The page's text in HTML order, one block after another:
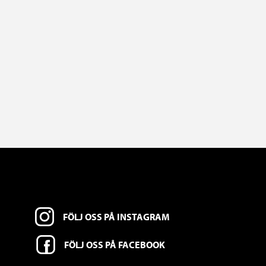
FÖLJ OSS PÅ INSTAGRAM
FÖLJ OSS PÅ FACEBOOK